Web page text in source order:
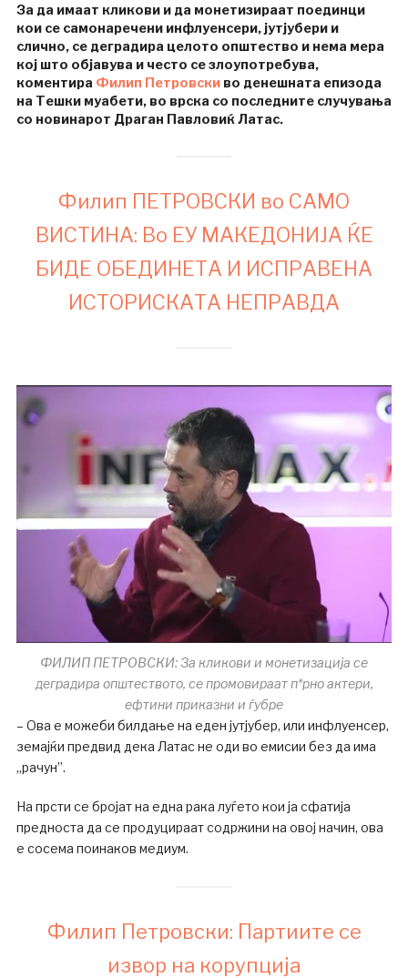
За да имаат кликови и да монетизираат поединци
кои се самонаречени инфлуенсери, јутјубери и
слично, се деградира целото општество и нема мера
кој што објавува и често се злоупотребува,
коментира Филип Петровскиво денешната епизода
на Тешки муабети, во врска со последните случувања
со новинарот Драган Павловиќ Латас.
Филип ПЕТРОВСКИ во САМО
ВИСТИНА: Во ЕУ МАКЕДОНИЈА ЌЕ
БИДЕ ОБЕДИНЕТА И ИСПРАВЕНА
ИСТОРИСКАТА НЕПРАВДА
ФИЛИП ПЕТРОВСКИ: За кликови и монетизација се
деградира општеството, се промовираат п*рно актери,
ефтини приказни и ѓубре
– Ова е можеби билдање на еден јутјубер, или инфлуенсер,
земајќи предвид дека Латас не оди во емисии без да има
„рачун”.
На прсти се бројат на една рака луѓето кои ја сфатија
предноста да се продуцираат содржини на овој начин, ова
е сосема поинаков медиум.
Филип Петровски: Партиите се
извор на корупција